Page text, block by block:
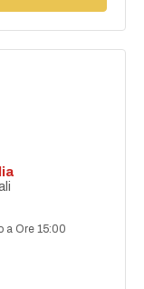
a Ore 15:00